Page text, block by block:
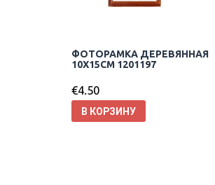
ФОТОРАМКА ДЕРЕВЯННАЯ
10X15CM 1201197
€4.50
В КОРЗИНУ